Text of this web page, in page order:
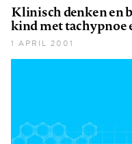
Klinisch denken en
kind met tachypnoe
1 APRIL 2001